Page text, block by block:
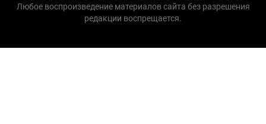
Любое воспроизведение материалов сайта без разрешения
редакции воспрещается.